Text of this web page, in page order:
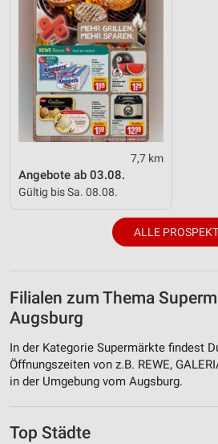
7,7 km
Angebote ab 03.08.
Gültig bis Sa. 08.08.
ALLE
Filialen zum Thema
Augsburg
In der Kategorie Supermärkte findest
Öffnungszeiten von z.B. REWE,
in der Umgebung vom Augsburg.
Top Städte